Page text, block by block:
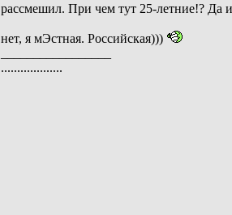
рассмешил. При чем тут 25-летние!? Да
нет, я мЭстная. Российская)))
...................